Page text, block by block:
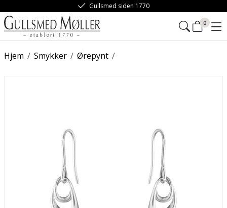
Gullsmed siden 1770
0
/
Hjem /
Smykker /
Ørepynt